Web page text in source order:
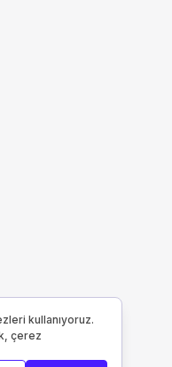
kullanıyoruz.
çerez